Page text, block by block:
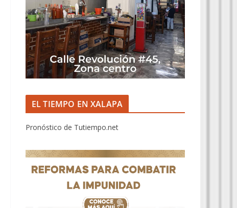
EL TIEMPO EN XALAPA
Pronóstico de Tutiempo.net